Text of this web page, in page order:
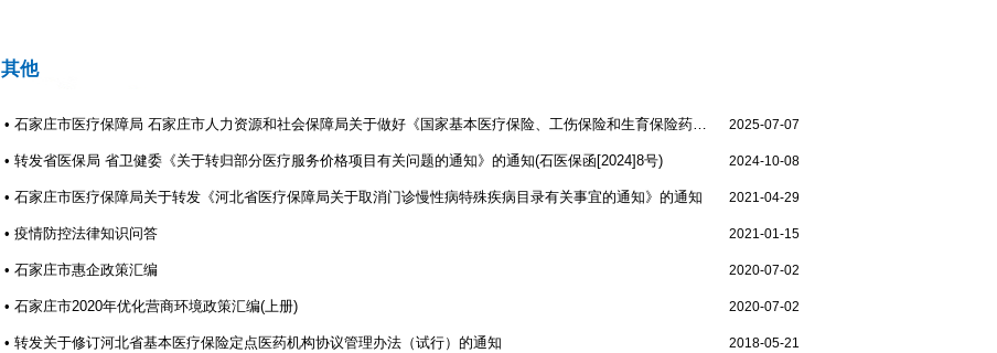
其他
• 石家庄市医疗保障局 石家庄市人力资源和社会保障局关于做好《国家基本医疗保险、工伤保险和生育保险药品目录（2024年）》落地工作的通知 2025-07-07
• 转发省医保局 省卫健委《关于转归部分医疗服务价格项目有关问题的通知》的通知(石医保函[2024]8号) 2024-10-08
• 石家庄市医疗保障局关于转发《河北省医疗保障局关于取消门诊慢性病特殊疾病目录有关事宜的通知》的通知 2021-04-29
• 疫情防控法律知识问答 2021-01-15
• 石家庄市惠企政策汇编 2020-07-02
• 石家庄市2020年优化营商环境政策汇编(上册) 2020-07-02
• 转发关于修订河北省基本医疗保险定点医药机构协议管理办法（试行）的通知 2018-05-21